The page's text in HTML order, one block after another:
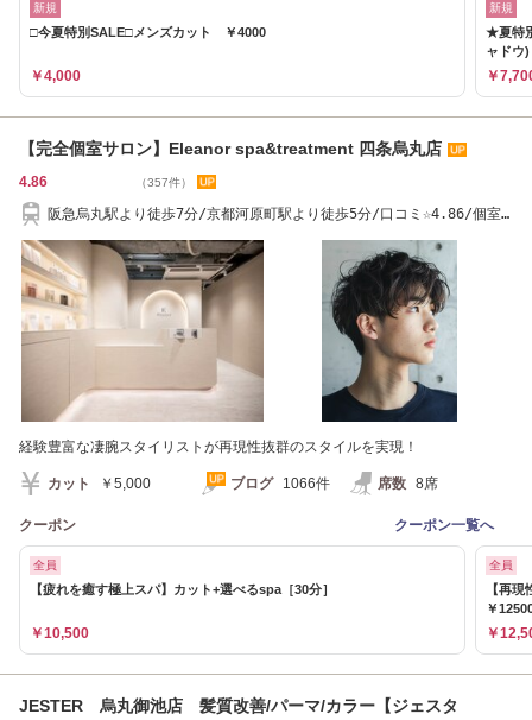
新規
□今夏特別SALE□メンズカット ￥4000
￥4,000
新規
★夏特
ャドウ)
￥
【完全個室サロン】Eleanor spa&treatment 四条烏丸店
4.86 （357件）
阪急烏丸駅より徒歩7分/京都河原町駅より徒歩5分/口コミ☆4.86/個室
経験豊富な凄腕スタイリストが再現性抜群のスタイルを実現！
カット ￥5,000 ブログ 1066件 席数 8席
クーポン クーポン一覧へ
全員
【疲れを癒す極上スパ】カット+選べるspa［30分］
￥10,500
全員
【再
￥
￥
JESTER 烏丸御池店 髪質改善/パーマ/カラー【ジェスタ